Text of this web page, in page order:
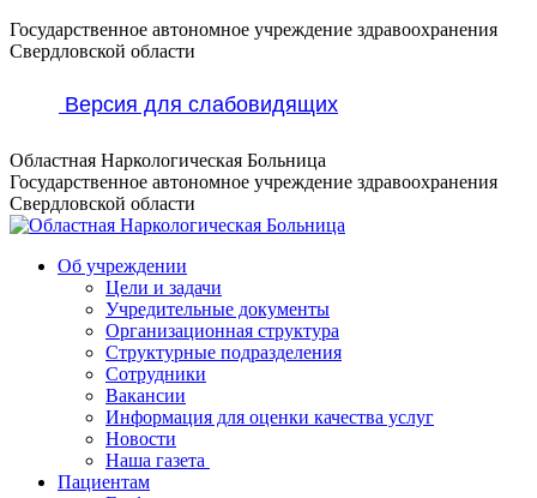
Перейти
к
Государственное автономное учреждение здравоохранения
Свердловской области
Версия для слабовидящих
Областная Наркологическая Больница
Государственное автономное учреждение здравоохранения
Свердловской области
Об учреждении
Цели и задачи
Учредительные документы
Организационная структура
Структурные подразделения
Сотрудники
Вакансии
Информация для оценки качества услуг
Новости
​​Наша газета
Пациентам